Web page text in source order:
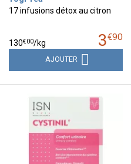
17 infusions détox au citron
3€90
130€00/kg
AJOUTER